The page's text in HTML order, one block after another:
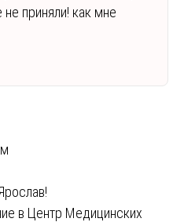
приняли! как мне
в Центр Медицинских